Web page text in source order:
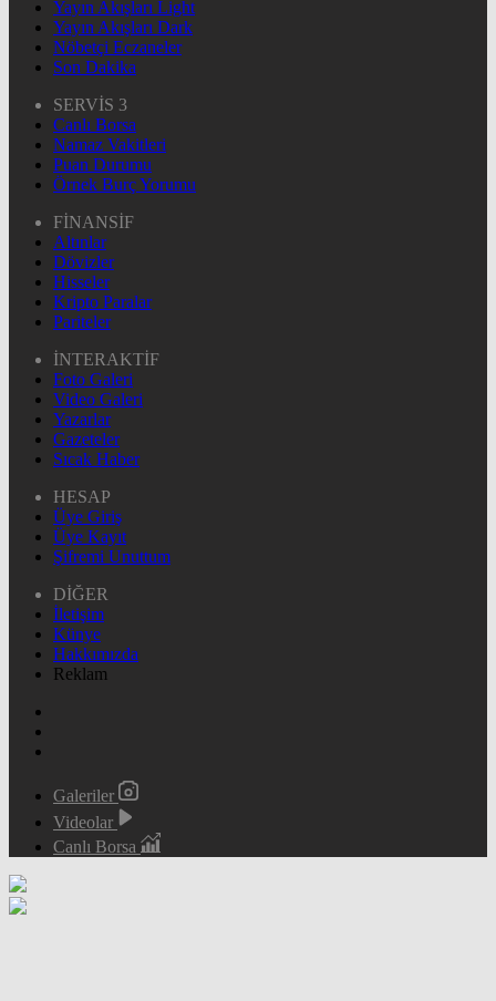
Yayın Akışları Light
Yayın Akışları Dark
Nöbetçi Eczaneler
Son Dakika
SERVİS 3
Canlı Borsa
Namaz Vakitleri
Puan Durumu
Örnek Burç Yorumu
FİNANSİF
Altınlar
Dövizler
Hisseler
Kripto Paralar
Pariteler
İNTERAKTİF
Foto Galeri
Video Galeri
Yazarlar
Gazeteler
Sıcak Haber
HESAP
Üye Giriş
Üye Kayıt
Şifremi Unuttum
DİĞER
İletişim
Künye
Hakkımızda
Reklam
Galeriler
Videolar
Canlı Borsa